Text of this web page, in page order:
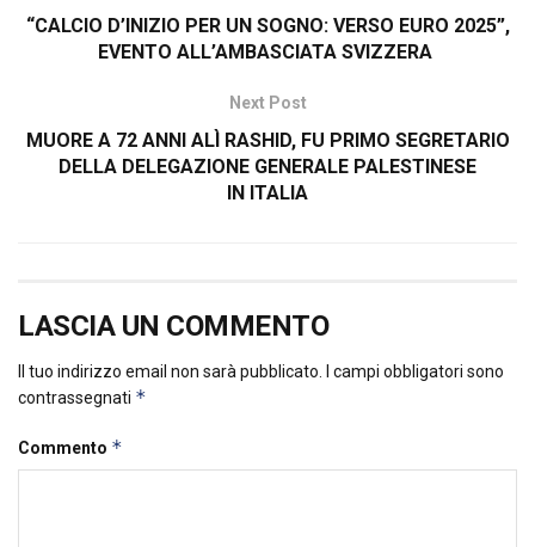
“CALCIO D’INIZIO PER UN SOGNO: VERSO EURO 2025”,
EVENTO ALL’AMBASCIATA SVIZZERA
Next Post
MUORE A 72 ANNI ALÌ RASHID, FU PRIMO SEGRETARIO
DELLA DELEGAZIONE GENERALE PALESTINESE
IN ITALIA
LASCIA UN COMMENTO
Il tuo indirizzo email non sarà pubblicato.
I campi obbligatori sono
contrassegnati *
Commento *